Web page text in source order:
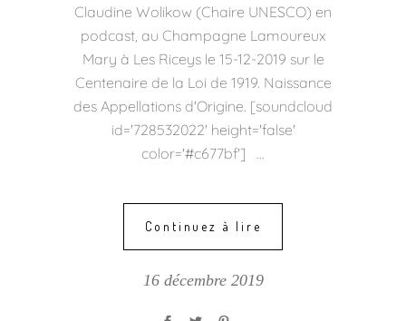
Claudine Wolikow (Chaire UNESCO) en
podcast, au Champagne Lamoureux
Mary à Les Riceys le 15-12-2019 sur le
Centenaire de la Loi de 1919. Naissance
des Appellations d'Origine. [soundcloud
id='728532022' height='false'
color='#c677bf']
Continuez à lire
16 décembre 2019